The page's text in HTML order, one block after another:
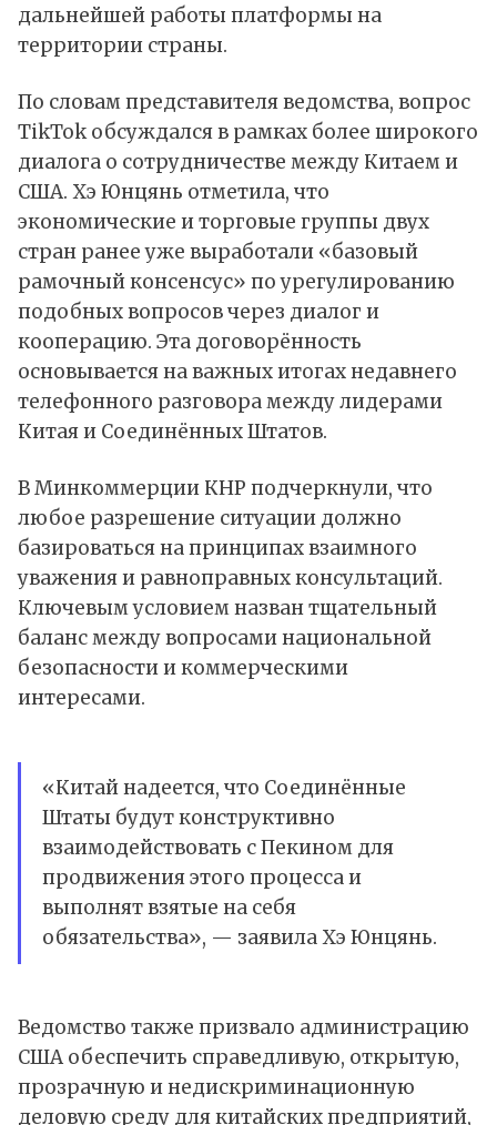
дальнейшей работы платформы на
территории страны.
По словам представителя ведомства, вопрос
TikTok обсуждался в рамках более широкого
диалога о сотрудничестве между Китаем и
США. Хэ Юнцянь отметила, что
экономические и торговые группы двух
стран ранее уже выработали «базовый
рамочный консенсус» по урегулированию
подобных вопросов через диалог и
кооперацию. Эта договорённость
основывается на важных итогах недавнего
телефонного разговора между лидерами
Китая и Соединённых Штатов.
В Минкоммерции КНР подчеркнули, что
любое разрешение ситуации должно
базироваться на принципах взаимного
уважения и равноправных консультаций.
Ключевым условием назван тщательный
баланс между вопросами национальной
безопасности и коммерческими
интересами.
«Китай надеется, что Соединённые
Штаты будут конструктивно
взаимодействовать с Пекином для
продвижения этого процесса и
выполнят взятые на себя
обязательства», — заявила Хэ Юнцянь.
Ведомство также призвало администрацию
США обеспечить справедливую, открытую,
прозрачную и недискриминационную
деловую среду для китайских предприятий,